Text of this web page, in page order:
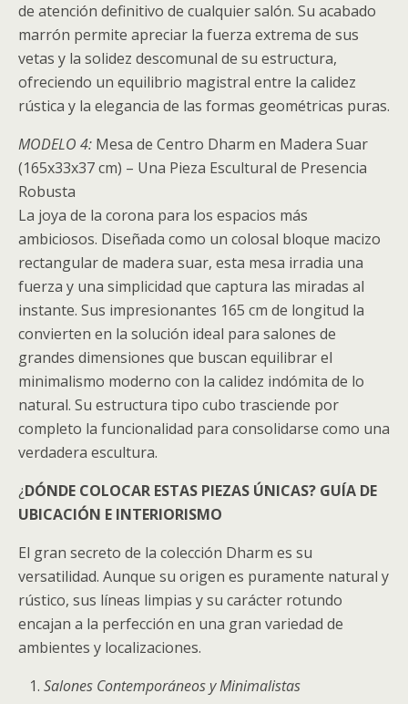
de atención definitivo de cualquier salón. Su acabado
marrón permite apreciar la fuerza extrema de sus
vetas y la solidez descomunal de su estructura,
ofreciendo un equilibrio magistral entre la calidez
rústica y la elegancia de las formas geométricas puras.
MODELO 4: Mesa de Centro Dharm en Madera Suar
(165x33x37 cm) – Una Pieza Escultural de Presencia
Robusta
La joya de la corona para los espacios más
ambiciosos. Diseñada como un colosal bloque macizo
rectangular de madera suar, esta mesa irradia una
fuerza y una simplicidad que captura las miradas al
instante. Sus impresionantes 165 cm de longitud la
convierten en la solución ideal para salones de
grandes dimensiones que buscan equilibrar el
minimalismo moderno con la calidez indómita de lo
natural. Su estructura tipo cubo trasciende por
completo la funcionalidad para consolidarse como una
verdadera escultura.
¿DÓNDE COLOCAR ESTAS PIEZAS ÚNICAS? GUÍA DE
UBICACIÓN E INTERIORISMO
El gran secreto de la colección Dharm es su
versatilidad. Aunque su origen es puramente natural y
rústico, sus líneas limpias y su carácter rotundo
encajan a la perfección en una gran variedad de
ambientes y localizaciones.
Salones Contemporáneos y Minimalistas